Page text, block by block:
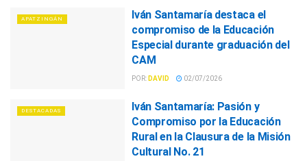
APATZINGÁN
Iván Santamaría destaca el
compromiso de la Educación
Especial durante graduación del
CAM
POR: DAVID 02/07/2026
DESTACADAS
Iván Santamaría: Pasión y
Compromiso por la Educación
Rural en la Clausura de la Misión
Cultural No. 21